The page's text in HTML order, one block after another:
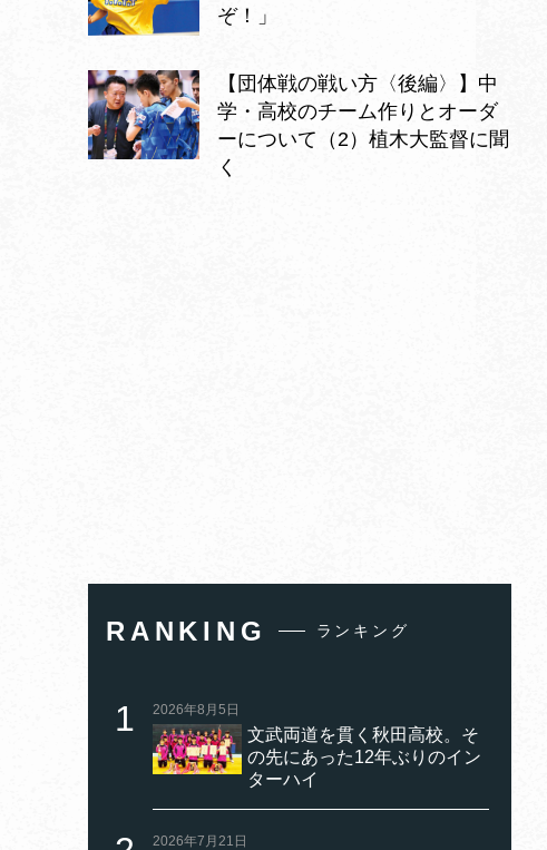
ぞ！」
【団体戦の戦い方〈後編〉】中
学・高校のチーム作りとオーダ
ーについて（2）植木大監督に聞
く
RANKING ランキング
2026年8月5日
文武両道を貫く秋田高校。そ
の先にあった12年ぶりのイン
ターハイ
2026年7月21日